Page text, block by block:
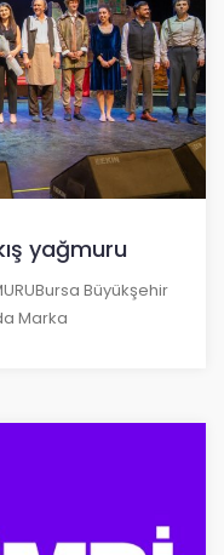
yağmuru
Büyükşehir
Marka